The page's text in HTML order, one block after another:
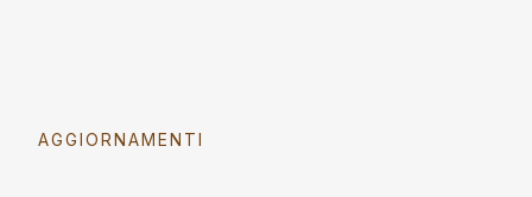
AGGIORNAMENTI